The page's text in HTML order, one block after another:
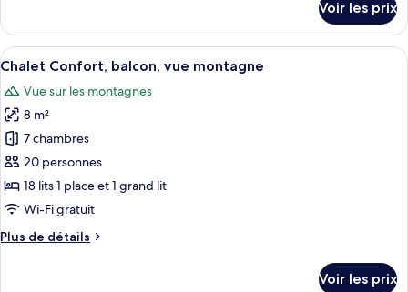
le
type
de
Chalet
Confort,
balcon
Voir les prix
Afficher
toutes
les
photos
pour
ce
type
de
chambre :
Chalet
Une rangée de chalets modernes
12
Chalet Confort, balcon, vue montagne
Vue sur les montagnes
8 m²
7 chambres
20 personnes
18 lits 1 place et 1 grand lit
Wi-Fi gratuit
Plus de détails
Plus
Voir les prix